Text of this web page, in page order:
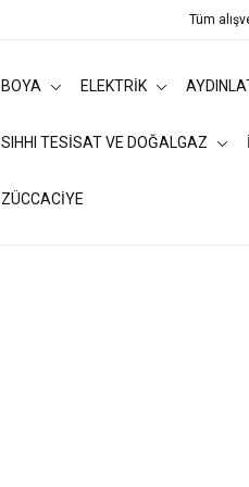
Tüm
BOYA ELEKTRİK
SIHHI TESİSAT VE DOĞALGAZ
ZÜCCACİYE